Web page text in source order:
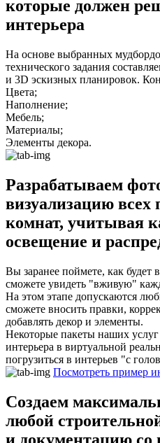
которые должен
интерьера
На основе выбранных
технического задания
и 3D эскизных планировок.
Цвета;
Наполнение;
Мебель;
Материалы;
Элементы декора.
Разрабатываем
визуализацию
комнат, учитывая
освещение и
Вы заранее поймете, как будет
сможете увидеть "вживую"
На этом этапе допускаются
сможете вносить правки,
добавлять декор и элементы.
Некоторые пакеты наших
интерьера в виртуальной
погрузиться в интерьев "с
Посмотреть пример
Создаем
любой
и документацию со